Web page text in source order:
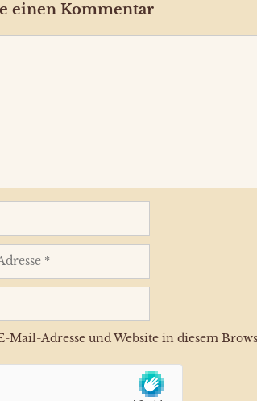
einen Kommentar
Mail-Adresse und Website in diesem